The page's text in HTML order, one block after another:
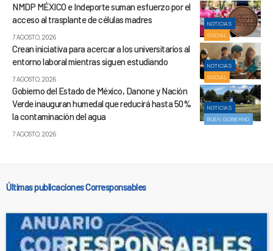
NOTICIAS
SOCIAL
NMDP MÉXICO e Indeporte suman esfuerzo por el
acceso al trasplante de células madres
7 AGOSTO, 2026
NOTICIAS
SOCIAL
Crean iniciativa para acercar a los universitarios al
entorno laboral mientras siguen estudiando
7 AGOSTO, 2026
NOTICIAS
BUEN GOBIERNO
Gobierno del Estado de México, Danone y Nación
Verde inauguran humedal que reducirá hasta 50%
la contaminación del agua
7 AGOSTO, 2026
Últimas publicaciones Corresponsables